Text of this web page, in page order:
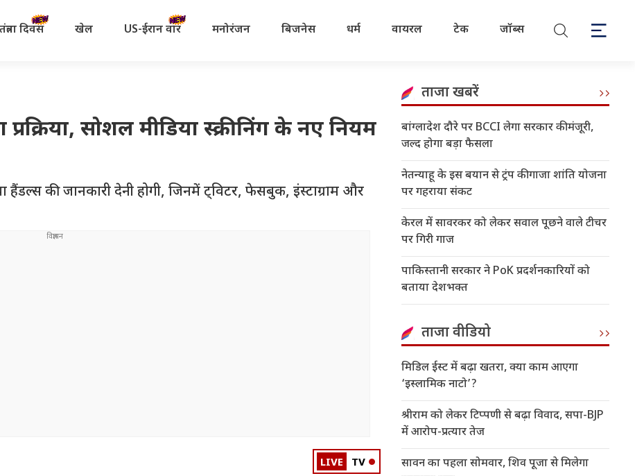
दिवस खेल US-ईरान वॉर मनोरंजन बिजनेस धर्म वायरल टेक जॉब्स
सोशल मीडिया स्क्रीनिंग के नए नियम
की जानकारी देनी होगी, जिनमें ट्विटर, फेसबुक, इंस्टाग्राम और
LIVE TV
ताजा खबरें
बांग्लादेश दौरे पर BCCI लेगा सरकार की मंजूरी,
जल्द होगा बड़ा फैसला
नेतन्याहू के इस बयान से ट्रंप की गाजा शांति योजना
पर गहराया संकट
केरल में सावरकर को लेकर सवाल पूछने वाले टीचर
पर गिरी गाज
पाकिस्तानी सरकार ने PoK प्रदर्शनकारियों को
बताया देशभक्त
ताजा वीडियो
मिडिल ईस्ट में बढ़ा खतरा, क्या काम आएगा
‘इस्लामिक नाटो’?
श्रीराम को लेकर टिप्पणी से बढ़ा विवाद, सपा-BJP
में आरोप-प्रत्यार तेज
सावन का पहला सोमवार, शिव पूजा से मिलेगा